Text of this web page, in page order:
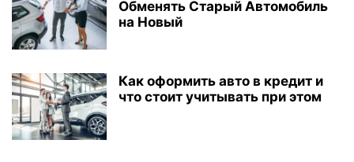
Обменять Старый Автомобиль
на Новый
Как оформить авто в кредит и
что стоит учитывать при этом